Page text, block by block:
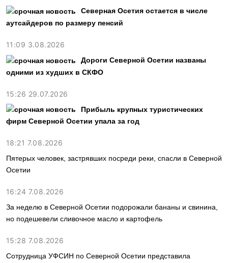
Северная Осетия остается в числе
аутсайдеров по размеру пенсий
11:09 3.08.2026
Дороги Северной Осетии названы
одними из худших в СКФО
15:26 29.07.2026
Прибыль крупных туристических
фирм Северной Осетии упала за год
18:21 7.08.2026
Пятерых человек, застрявших посреди реки, спасли в Северной
Осетии
16:24 7.08.2026
За неделю в Северной Осетии подорожали бананы и свинина,
но подешевели сливочное масло и картофель
15:28 7.08.2026
Сотрудница УФСИН по Северной Осетии представила